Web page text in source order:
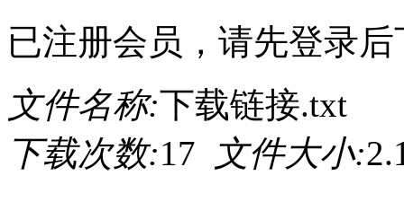
已注册会员，请先登录后
文件名称:下载链接.txt
下载次数:17 文件大小: